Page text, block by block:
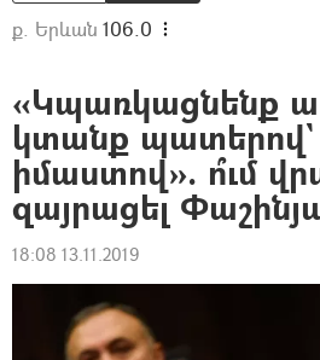
ք. Երևան 106.0
«Կպառկացնենք
կտանք պատերով`
իմաստով». ո՞ւմ
զայրացել
18:08 13.11.2019